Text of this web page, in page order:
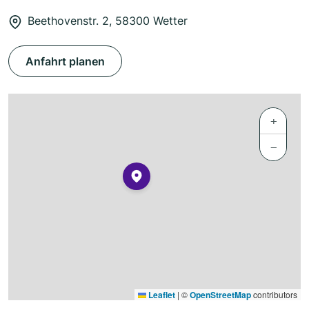
Beethovenstr. 2, 58300 Wetter
Anfahrt planen
+
−
Leaflet | ©OpenStreetMapcontributors